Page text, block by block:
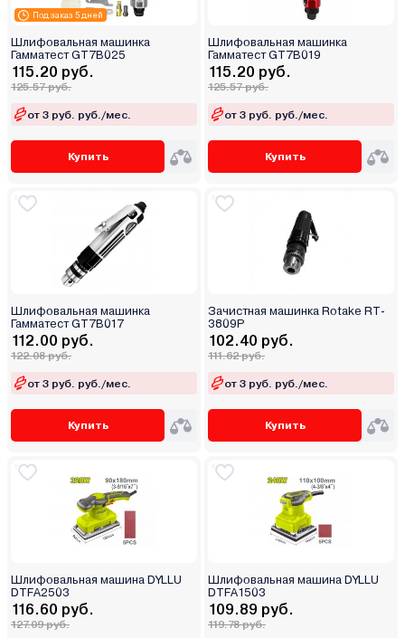
Под заказ 5 дней
Шлифовальная машинка
Гамматест GT7B025
115.20 руб.
125.57 руб.
от 3 руб. руб./мес.
Купить
Шлифовальная машинка
Гамматест GT7B019
115.20 руб.
125.57 руб.
от 3 руб. руб./мес.
Купить
Шлифовальная машинка
Гамматест GT7B017
112.00 руб.
122.08 руб.
от 3 руб. руб./мес.
Купить
Зачистная машинка Rotake RT-
3809P
102.40 руб.
111.62 руб.
от 3 руб. руб./мес.
Купить
Шлифовальная машина DYLLU
DTFA2503
116.60 руб.
127.09 руб.
Шлифовальная машина DYLLU
DTFA1503
109.89 руб.
119.78 руб.